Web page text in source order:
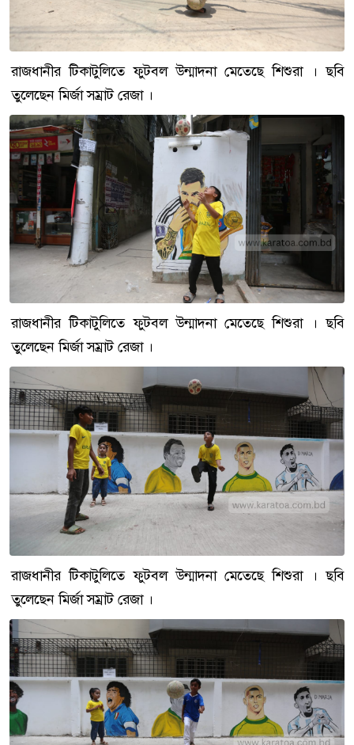
রাজধানীর টিকাটুলিতে ফুটবল উন্মাদনা মেতেছে শিশুরা । ছবি
তুলেছেন মির্জা সম্রাট রেজা ।
রাজধানীর টিকাটুলিতে ফুটবল উন্মাদনা মেতেছে শিশুরা । ছবি
তুলেছেন মির্জা সম্রাট রেজা ।
রাজধানীর টিকাটুলিতে ফুটবল উন্মাদনা মেতেছে শিশুরা । ছবি
তুলেছেন মির্জা সম্রাট রেজা ।